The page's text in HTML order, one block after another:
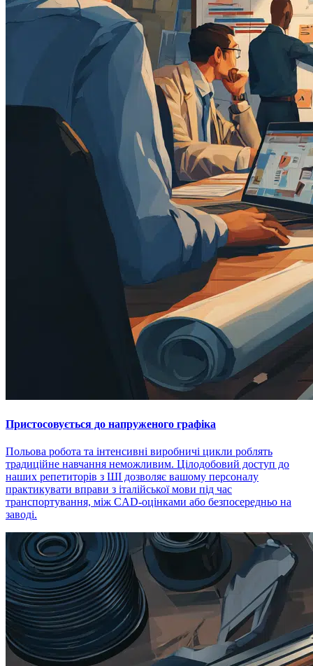
Пристосовується до напруженого графіка
Польова робота та інтенсивні виробничі цикли роблять
традиційне навчання неможливим. Цілодобовий доступ до
наших репетиторів з ШІ дозволяє вашому персоналу
практикувати вправи з італійської мови під час
транспортування, між CAD-оцінками або безпосередньо на
заводі.